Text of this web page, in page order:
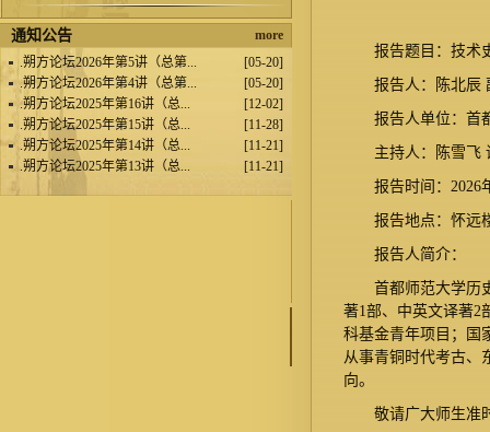
通知公告
more
.朔方论坛2026年第5讲（总第...
[05-20]
.朔方论坛2026年第4讲（总第...
[05-20]
.朔方论坛2025年第16讲（总...
[12-02]
.朔方论坛2025年第15讲（总...
[11-28]
.朔方论坛2025年第14讲（总...
[11-21]
.朔方论坛2025年第13讲（总... [11-21]
报告题目：技术
报告人：陈北辰
报告人单位：首
主持人：陈雪飞
报告时间：2026
报告地点：怀远
报告人简介：
首都师范大学历
著1部、中英文译著2
科基金青年项目；国
从事青铜时代考古、
向。
敬请广大师生准